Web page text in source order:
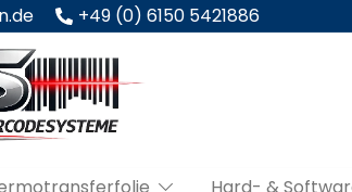
+49 (0) 6150 5421886